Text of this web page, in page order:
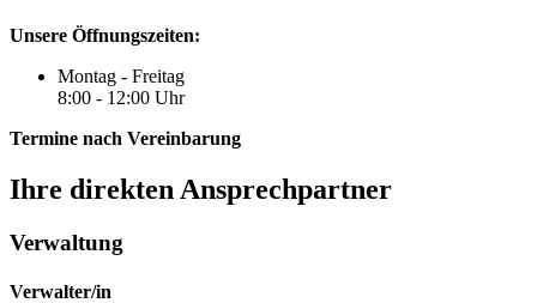
Unsere Öffnungszeiten:
Montag - Freitag
8:00 - 12:00 Uhr
Termine nach Vereinbarung
Ihre direkten Ansprechpartner
Verwaltung
Verwalter/in